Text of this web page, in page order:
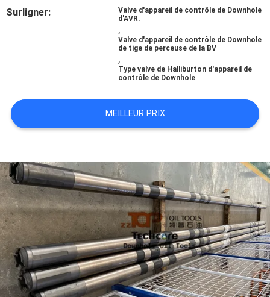
NOUVELLES
DU
SITE
PRIVACY
POLICY
Surligner:
Valve d'appareil de contrôle de Downhole
d'AVR.
,
Valve d'appareil de contrôle de Downhole
de tige de perceuse de la BV
,
Type valve de Halliburton d'appareil de
contrôle de Downhole
MEILLEUR PRIX